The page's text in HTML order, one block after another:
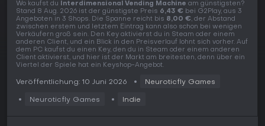
Wo kaufst du Interdimensional Vending Machine am günstigsten?
Stand 8 Aug. 2026 ist der günstigste Preis 6,43 € bei G2Play, aus 3
Angeboten in 3 Shops. Die Spanne reicht bis 8,00 €, der Abstand
zwischen erstem und letztem Eintrag kann also schon bei wenigen
Verkäufern groß sein. Den Key aktivierst du in Steam oder einem
anderen Client, und ein Blick in den Preisverlauf lohnt sich vorher. Auf
dem PC kaufst du einen Key, den du in Steam oder einem anderen
Client aktivierst, und hier ist der Markt am breitesten, denn über ein
Viertel der Spiele hat ein Keyshop-Angebot.
Veröffentlichung: 10 Juni 2026 Neuroticfly Games
Neuroticfly Games Indie